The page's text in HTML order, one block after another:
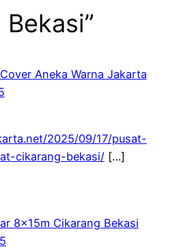
Aneka Warna Jakarta
2025/09/17/pusat-
cikarang-bekasi/[…]
8x15m Cikarang Bekasi